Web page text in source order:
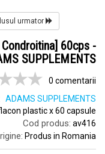
urmator
60cps -
SUPPLEMENTS
0 comentarii
ADAMS SUPPLEMENTS
plastic x 60 capsule
Cod produs: av416
Produs in Romania